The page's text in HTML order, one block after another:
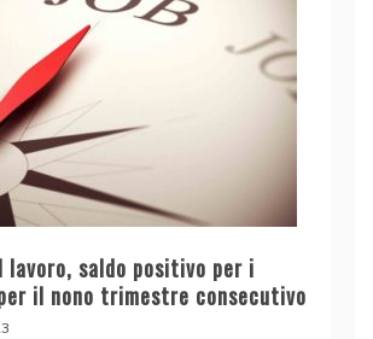
lavoro, saldo positivo per i
il nono trimestre consecutivo